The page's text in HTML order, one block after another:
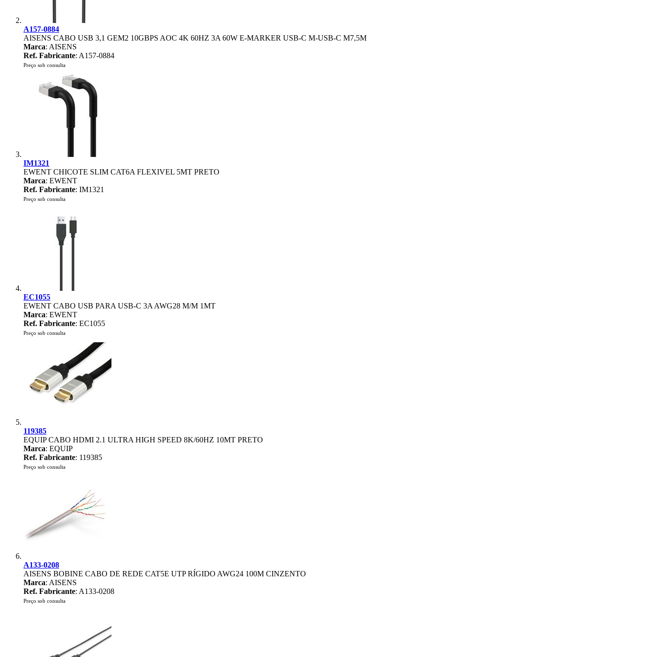
A157-0884
AISENS CABO USB 3,1 GEM2 10GBPS AOC 4K 60HZ 3A 60W E-MARKER USB-C M-USB-C M7,5M
Marca: AISENS
Ref. Fabricante: A157-0884
Preço sob consulta
IM1321
EWENT CHICOTE SLIM CAT6A FLEXIVEL 5MT PRETO
Marca: EWENT
Ref. Fabricante: IM1321
Preço sob consulta
EC1055
EWENT CABO USB PARA USB-C 3A AWG28 M/M 1MT
Marca: EWENT
Ref. Fabricante: EC1055
Preço sob consulta
119385
EQUIP CABO HDMI 2.1 ULTRA HIGH SPEED 8K/60HZ 10MT PRETO
Marca: EQUIP
Ref. Fabricante: 119385
Preço sob consulta
A133-0208
AISENS BOBINE CABO DE REDE CAT5E UTP RÍGIDO AWG24 100M CINZENTO
Marca: AISENS
Ref. Fabricante: A133-0208
Preço sob consulta